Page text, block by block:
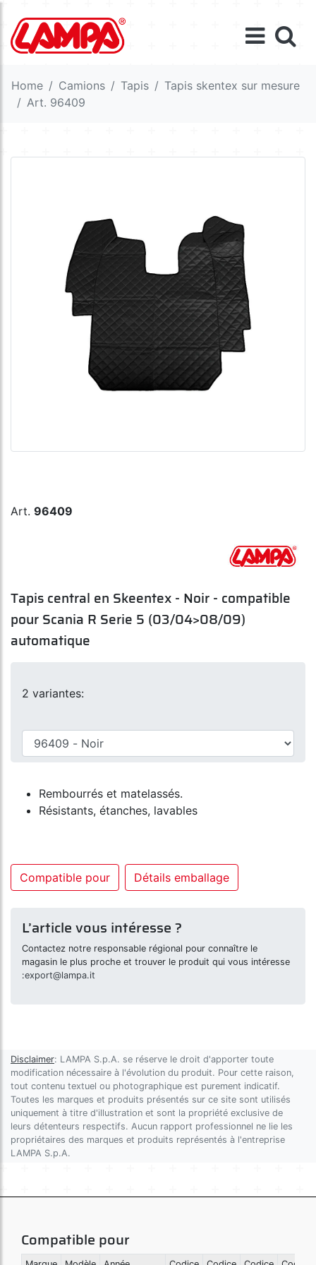
Home Camions Tapis
Tapis skentex sur mesure
Art. 96409
Art. 96409
Tapis central en Skeentex - Noir - compatible
pour Scania R Serie 5 (03/04>08/09)
automatique
2 variantes:
Rembourrés et matelassés.
Résistants, étanches, lavables
Compatible pour Détails emballage
L’article vous intéresse ?
Contactez notre responsable régional pour connaître le
magasin le plus proche et trouver le produit qui vous intéresse
:export@lampa.it
Disclaimer: LAMPA S.p.A. se réserve le droit d'apporter toute
modification nécessaire à l'évolution du produit. Pour cette raison,
tout contenu textuel ou photographique est purement indicatif.
Toutes les marques et produits présentés sur ce site sont utilisés
uniquement à titre d'illustration et sont la propriété exclusive de
leurs détenteurs respectifs. Aucun rapport professionnel ne lie les
propriétaires des marques et produits représentés à l'entreprise
LAMPA S.p.A.
Compatible pour